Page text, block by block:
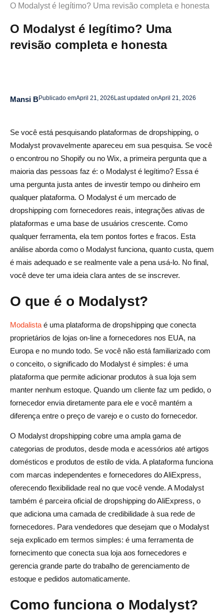
Integração entre o aplicativo Shopify e o Wix
Marca própria e produtos de marca
Benefícios do Modalyst para dropshippers
O Modalyst é seguro para cartões de débito?
O Modalyst é legítimo ou não?
Preços do Modalyst: quanto custa?
Prós e contras do Modalyst
Profissionais do Modalyst
Dicas para usar o Modalyst
O que observar no Modalyst?
Dropshipping
Quando você deve usar o Modalyst?
O Modalyst é bom? O veredicto
Conclusão
O Modalyst é legítimo? Perguntas frequentes
dropshipping?
Quanto custa o Modalyst e existe uma opção gratuita?
O Modalyst solicita SSN ou exige informações do Seguro
Social?
O aplicativo Modalyst é bom para iniciantes no
dropshipping?
Modalyst para dropshipping?
Como o Modalyst se compara a outras plataformas de
O Modalyst é legítimo? Uma revisão completa e honesta
O Modalyst é legítimo? Uma
revisão completa e honesta
Mansi BPublicado emApril 21, 2026 Last updated onApril 21, 2026
Se você está pesquisando plataformas de dropshipping, o
Modalyst provavelmente apareceu em sua pesquisa. Se você
o encontrou no Shopify ou no Wix, a primeira pergunta que a
maioria das pessoas faz é: o Modalyst é legítimo? Essa é
uma pergunta justa antes de investir tempo ou dinheiro em
qualquer plataforma. O Modalyst é um mercado de
dropshipping com fornecedores reais, integrações ativas de
plataformas e uma base de usuários crescente. Como
qualquer ferramenta, ela tem pontos fortes e fracos. Esta
análise aborda como o Modalyst funciona, quanto custa, quem
é mais adequado e se realmente vale a pena usá-lo. No final,
você deve ter uma ideia clara antes de se inscrever.
O que é o Modalyst?
Modalista é uma plataforma de dropshipping que conecta
proprietários de lojas on-line a fornecedores nos EUA, na
Europa e no mundo todo. Se você não está familiarizado com
o conceito, o significado do Modalyst é simples: é uma
plataforma que permite adicionar produtos à sua loja sem
manter nenhum estoque. Quando um cliente faz um pedido, o
fornecedor envia diretamente para ele e você mantém a
diferença entre o preço de varejo e o custo do fornecedor.
O Modalyst dropshipping cobre uma ampla gama de
categorias de produtos, desde moda e acessórios até artigos
domésticos e produtos de estilo de vida. A plataforma funciona
com marcas independentes e fornecedores do AliExpress,
oferecendo flexibilidade real no que você vende. A Modalyst
também é parceira oficial de dropshipping do AliExpress, o
que adiciona uma camada de credibilidade à sua rede de
fornecedores. Para vendedores que desejam que o Modalyst
seja explicado em termos simples: é uma ferramenta de
fornecimento que conecta sua loja aos fornecedores e
gerencia grande parte do trabalho de gerenciamento de
estoque e pedidos automaticamente.
Como funciona o Modalyst?